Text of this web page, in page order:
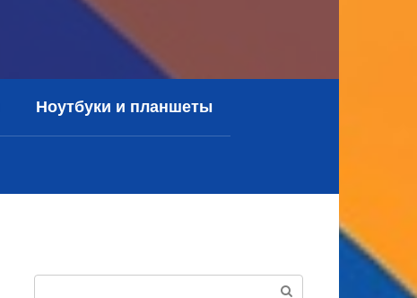
Ноутбуки и планшеты